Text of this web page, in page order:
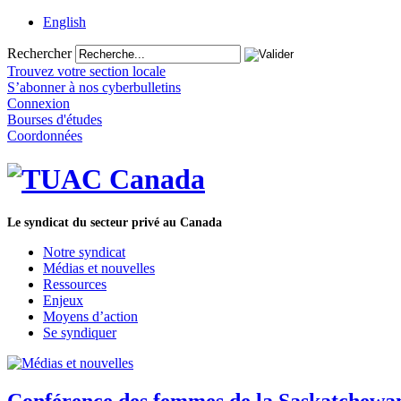
English
Rechercher
Trouvez votre section locale
S’abonner à nos cyberbulletins
Connexion
Bourses d'études
Coordonnées
Le syndicat du secteur privé au Canada
Notre syndicat
Médias et nouvelles
Ressources
Enjeux
Moyens d’action
Se syndiquer